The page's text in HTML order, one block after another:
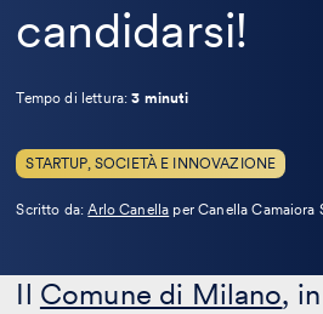
candidarsi!
Tempo di lettura:3 minuti
STARTUP, SOCIETÀ E INNOVAZIONE
Scritto da:Arlo CanellaLeggi
per Canella Camaiora
Il Comune di Milano,